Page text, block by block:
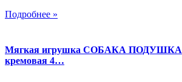
Подробнее »
Мягкая игрушка СОБАКА ПОДУШКА
кремовая 4…